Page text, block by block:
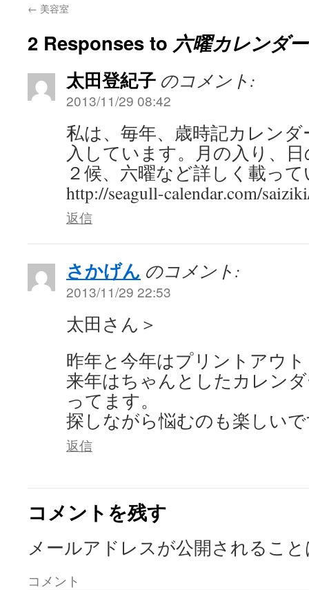
← 美容室
2 Responses to 六曜カレンダー
太田登紀子 のコメント:
2013/11/29 08:42
私は、毎年、歳時記カレン
入しています。月の入り、
２候、六曜など詳しく載っ
http://seagull-calendar.com/
返信
さかげん のコメント:
2013/11/29 22:53
太田さん＞
昨年と今年はプリントアウ
来年はちゃんとしたカレン
ってます。
探しながら悩むのも楽しい
返信
コメントを残す
メールアドレスが公開されるこ
コメント